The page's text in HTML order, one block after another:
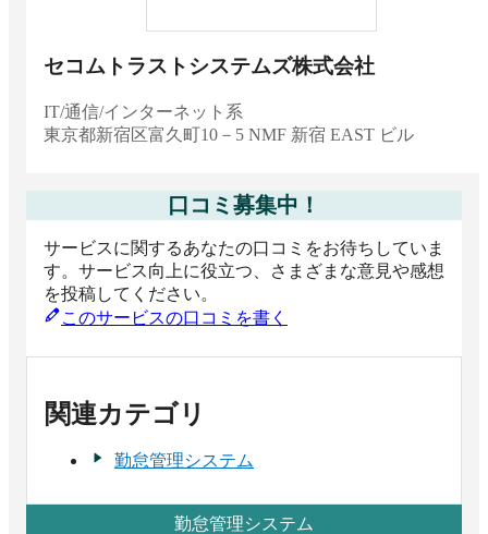
セコムトラストシステムズ株式会社
IT/通信/インターネット系
東京都新宿区富久町10－5 NMF 新宿 EAST ビル
口コミ募集中！
サービスに関するあなたの口コミをお待ちしていま
す。サービス向上に役立つ、さまざまな意見や感想
を投稿してください。
このサービスの口コミを書く
関連カテゴリ
勤怠管理システム
勤怠管理システム